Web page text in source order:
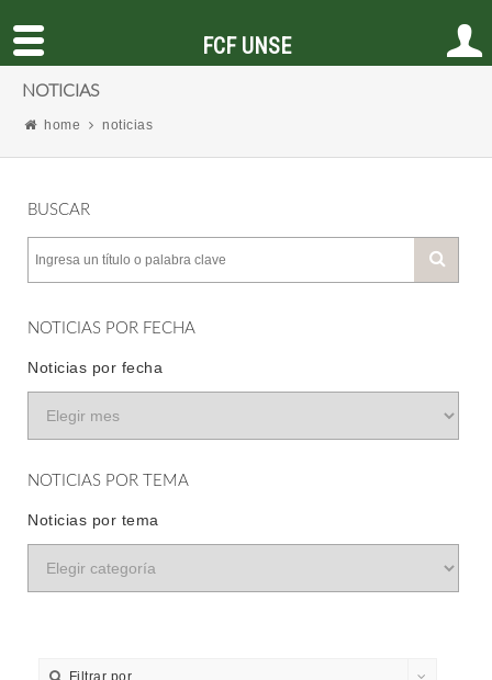
NOTICIAS
home noticias
BUSCAR
NOTICIAS POR FECHA
Noticias por fecha
NOTICIAS POR TEMA
Noticias por tema
Filtrar por
FCF UNSE